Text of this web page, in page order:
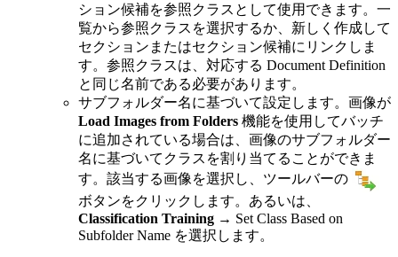
ション候補を参照クラスとして使用できます。一
覧から参照クラスを選択するか、新しく作成して
セクションまたはセクション候補にリンクしま
す。参照クラスは、対応する Document Definition
と同じ名前である必要があります。
サブフォルダー名に基づいて設定します。画像が
Load Images from Folders 機能を使用してバッチ
に追加されている場合は、画像のサブフォルダー
名に基づいてクラスを割り当てることができま
す。該当する画像を選択し、ツールバーの
ボタンをクリックします。あるいは、
Classification Training → Set Class Based on
Subfolder Name を選択します。